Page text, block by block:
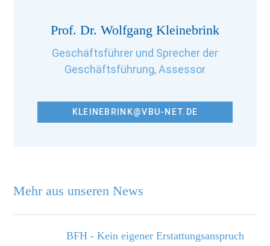
Mehr aus unseren News
BFH - Kein eigener Erstattungsanspruch
Prof. Dr. Wolfgang Kleinebrink
Geschäftsführer und Sprecher der
Geschäftsführung, Assessor
KLEINEBRINK@VBU-NET.DE